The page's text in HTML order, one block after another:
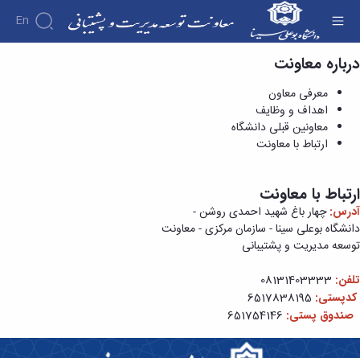
En
معاونت
درباره
معرفی
معاون
وظایف
معاونین
قبلی
دانشگاه
با
معاونت
ساختار
مدیریت
و ادارات
مدیریت
مدیریت
منابع
انسانی
و
پشتیبانی
مدیریت
امور
مالی
مدیریت
سبز،
ارتباط با معاونت - معاونت توسعه و پشتیبانی
درباره معاونت
معرفی معاون
اهداف و وظایف
معاونین قبلی دانشگاه
ارتباط با معاونت
ارتباط با معاونت
آدرس:چهار باغ شهید احمدی روشن -
دانشگاه بوعلی سینا - سازمان مرکزی - معاونت
توسعه مدیریت و پشتیبانی
تلفن:
کدپستی:
صندوق پستی: